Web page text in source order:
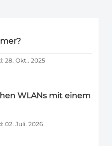
28. Okt.. 2025
WLANs mit einem
02. Juli. 2026